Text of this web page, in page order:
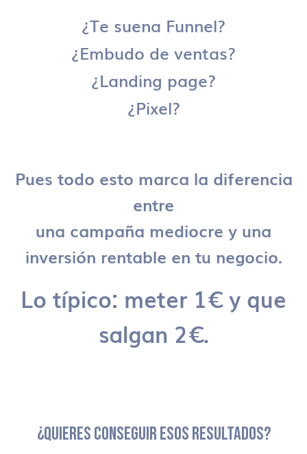
¿Te suena Funnel?
¿Embudo de ventas?
¿Landing page?
¿Pixel?
Pues todo esto marca la diferencia
entre
una campaña mediocre y una
inversión rentable en tu negocio.
Lo típico: meter 1€ y que
salgan 2€.
¿QUIERES CONSEGUIR ESOS RESULTADOS?